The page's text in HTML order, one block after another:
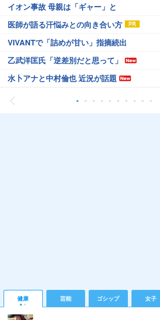
イオン事故 母親は「ギャー」と
医師が語る汗悩みとの向き合い方
VIVANTで「詰めが甘い」指摘続出
乙武洋匡氏「逆差別だと思って」
水卜アナと中村倫也 近況が話題
健康 芸能 ゴシップ 女子